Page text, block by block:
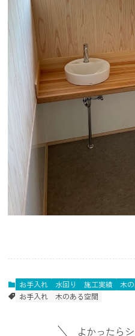
お手入れ 水回り 施工実績
木
お手入れ
木のある空間
よかったら